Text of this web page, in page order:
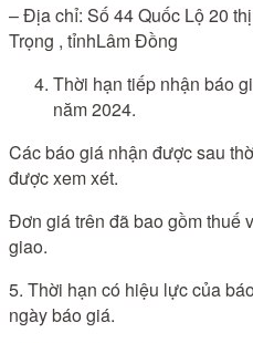
– Địa chỉ: Số 44 Quốc Lộ 20
Trọng , tỉnhLâm Đồng
Thời hạn tiếp nhận báo
năm 2024.
Các báo giá nhận được sau
được xem xét.
Đơn giá trên đã bao gồm thuế
giao.
5. Thời hạn có hiệu lực của
ngày báo giá.